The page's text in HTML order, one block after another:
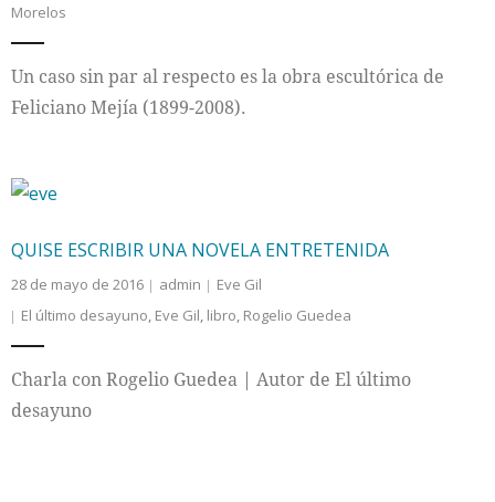
Morelos
Un caso sin par al respecto es la obra escultórica de
Feliciano Mejía (1899-2008).
QUISE ESCRIBIR UNA NOVELA ENTRETENIDA
28 de mayo de 2016 admin
Eve Gil
El último desayuno Eve Gil libro Rogelio Guedea
Charla con Rogelio Guedea | Autor de El último
desayuno